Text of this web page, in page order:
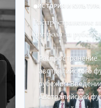
ИСТОРИЯ И КУЛЬТУРА
Распространение
футбола за
Распространение
австралийского
рубежом
Австралийский